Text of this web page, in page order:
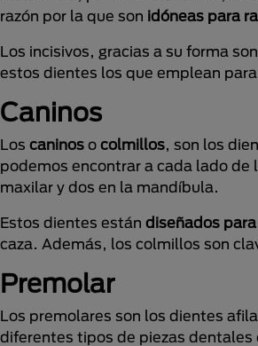
razón por la que son idóneas para
Los incisivos, gracias a su forma
estos dientes los que emplean
Caninos
Los caninos o colmillos, son los
podemos encontrar a cada lado de
maxilar y dos en la mandíbula.
Estos dientes están diseñados
caza. Además, los colmillos son
Premolar
Los premolares son los dientes
diferentes tipos de piezas dentales